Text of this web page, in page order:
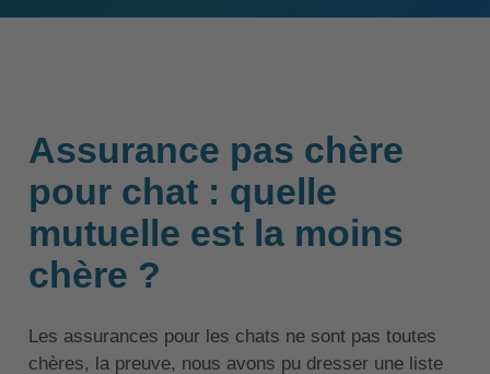
Assurance pas chère
pour chat : quelle
mutuelle est la moins
chère ?
Les assurances pour les chats ne sont pas toutes
chères, la preuve, nous avons pu dresser une liste